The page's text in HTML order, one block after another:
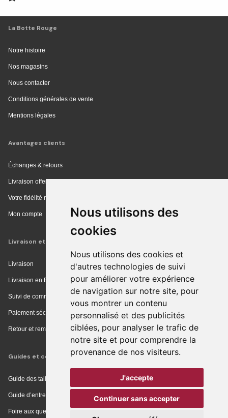
Nous utilisons des
cookies
Nous utilisons des cookies et
d'autres technologies de suivi
pour améliorer votre expérience
de navigation sur notre site, pour
vous montrer un contenu
personnalisé et des publicités
ciblées, pour analyser le trafic de
notre site et pour comprendre la
provenance de nos visiteurs.
J'accepte
Continuer sans accepter
La Botte Rouge
Notre histoire
Nos magasins
Nous contacter
Conditions générales de vente
Mentions légales
Avantages clients
Échanges & retours
Livraison offerte en magasin
Votre fidélité récompensée
Mon compte
Livraison et achat
Livraison
Livraison en Europe
Suivi de commande
Paiement sécurisé
Retour et remboursement
Guides et conseils
Guide des tailles
Guide d’entretien
Foire aux questions